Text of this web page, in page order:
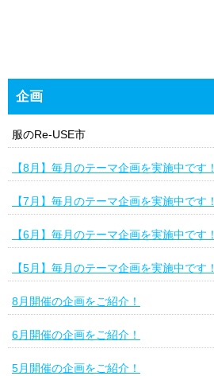
企画
服のRe-USE市
【8月】毎月のテーマ企画を実施中です！
【7月】毎月のテーマ企画を実施中です！
【6月】毎月のテーマ企画を実施中です！
【5月】毎月のテーマ企画を実施中です！
8月開催の企画をご紹介！
6月開催の企画をご紹介！
5月開催の企画をご紹介！